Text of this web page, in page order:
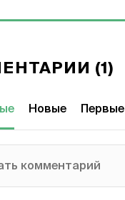
(1)
Новые Первые
комментарий